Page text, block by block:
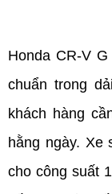
Honda CR-V
chuẩn trong
khách hàng
hằng ngày. Xe
cho công suất